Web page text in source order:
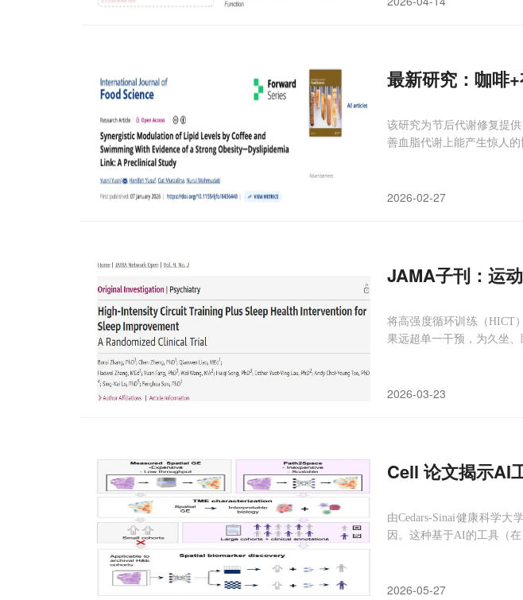
最新研究：咖啡
该研究为节后代谢修复提
善血脂代谢上能产生惊人的
2026-02-27
JAMA子刊：运
将高强度循环训练（HICT
果远超单一干预，为久坐、
2026-03-23
Cell 论文揭示AI
由Cedars-Sinai健康科学
因。这种基于AI的工具（
2026-05-27